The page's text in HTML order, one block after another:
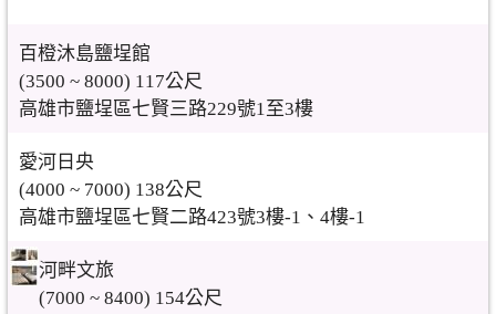
百橙沐島鹽埕館
(3500 ~ 8000) 117公尺
高雄市鹽埕區七賢三路229號1至3樓
愛河日央
(4000 ~ 7000) 138公尺
高雄市鹽埕區七賢二路423號3樓-1、4樓-1
河畔文旅
(7000 ~ 8400) 154公尺